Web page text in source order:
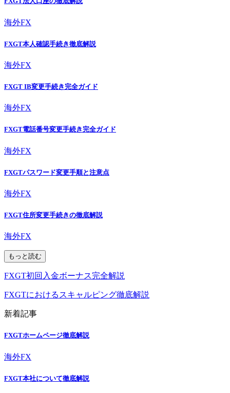
海外FX
FXGT本人確認手続き徹底解説
海外FX
FXGT IB変更手続き完全ガイド
海外FX
FXGT電話番号変更手続き完全ガイド
海外FX
FXGTパスワード変更手順と注意点
海外FX
FXGT住所変更手続きの徹底解説
海外FX
もっと読む
FXGT初回入金ボーナス完全解説
FXGTにおけるスキャルピング徹底解説
新着記事
FXGTホームページ徹底解説
海外FX
FXGT本社について徹底解説